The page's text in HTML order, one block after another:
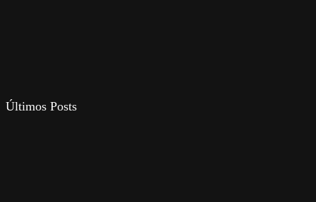
Últimos Posts